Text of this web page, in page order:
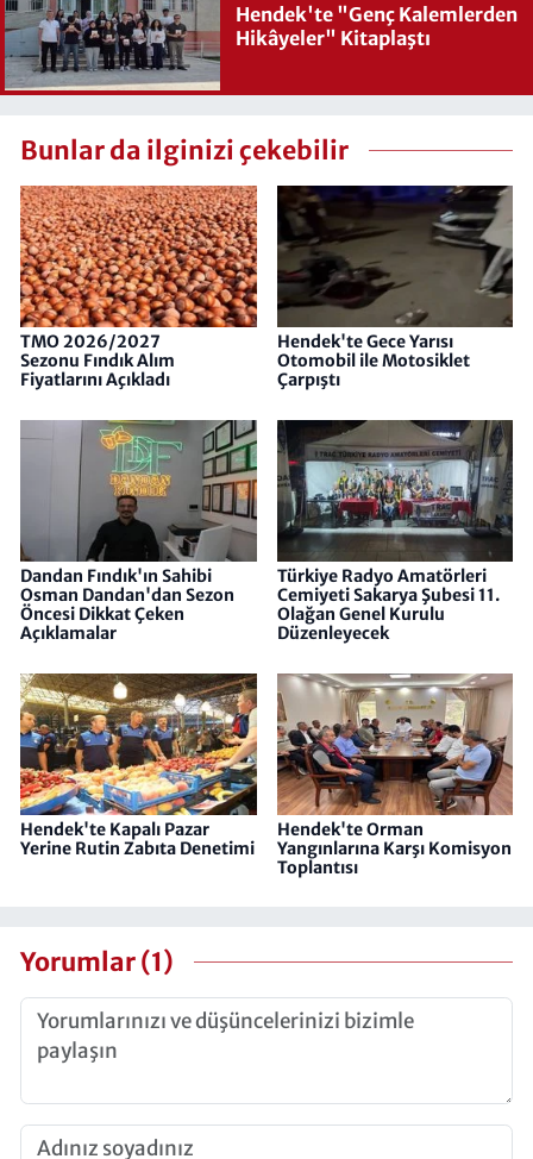
Hendek'te "Genç Kalemlerden
Hikâyeler" Kitaplaştı
Bunlar da ilginizi çekebilir
TMO 2026/2027
Sezonu Fındık Alım
Fiyatlarını Açıkladı
Hendek'te Gece Yarısı
Otomobil ile Motosiklet
Çarpıştı
Dandan Fındık'ın Sahibi
Osman Dandan'dan Sezon
Öncesi Dikkat Çeken
Açıklamalar
Türkiye Radyo Amatörleri
Cemiyeti​​​​​​​ Sakarya Şubesi 11.
Olağan Genel Kurulu
Düzenleyecek
Hendek'te Kapalı Pazar
Yerine Rutin Zabıta Denetimi
Hendek'te Orman
Yangınlarına Karşı Komisyon
Toplantısı
Yorumlar (1)